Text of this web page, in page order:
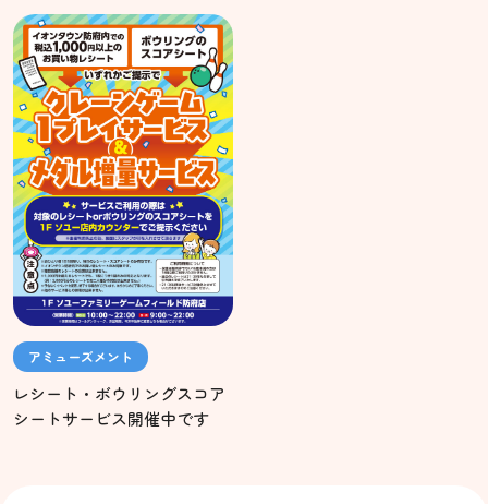
アミューズメント
レシート・ボウリングスコア
シートサービス開催中です